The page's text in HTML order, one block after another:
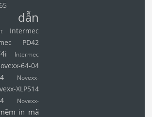
dẫn
Intermec
PD42
Intermec
64-04
Novexx-
XLP514
Novexx-
in mã